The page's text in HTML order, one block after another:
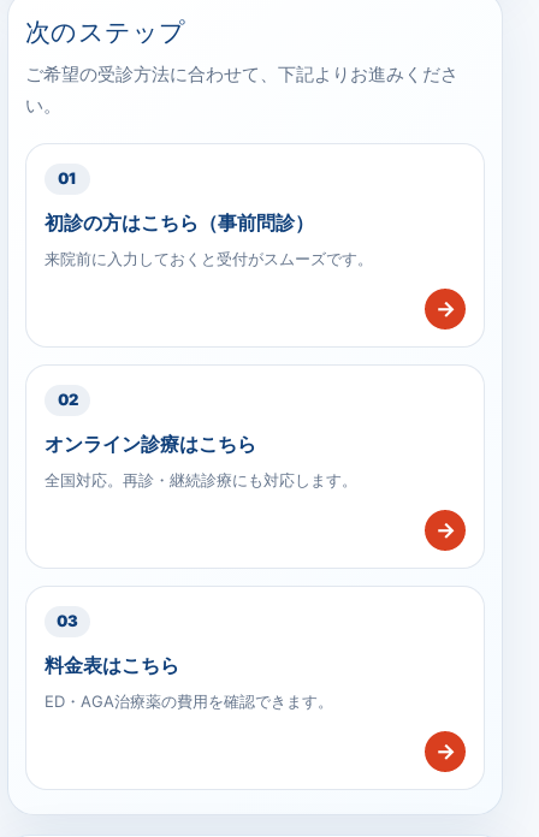
次のステップ
ご希望の受診方法に合わせて、下記よりお進みくださ
い。
01
初診の方はこちら（事前問診）
来院前に入力しておくと受付がスムーズです。
→
02
オンライン診療はこちら
全国対応。再診・継続診療にも対応します。
→
03
料金表はこちら
ED・AGA治療薬の費用を確認できます。
→